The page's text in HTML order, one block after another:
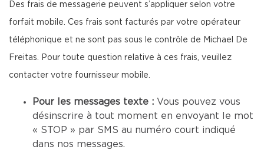
Des frais de messagerie peuvent s’appliquer selon votre
forfait mobile. Ces frais sont facturés par votre opérateur
téléphonique et ne sont pas sous le contrôle de Michael De
Freitas. Pour toute question relative à ces frais, veuillez
contacter votre fournisseur mobile.
Pour les messages texte : Vous pouvez vous
désinscrire à tout moment en envoyant le mot
« STOP » par SMS au numéro court indiqué
dans nos messages.